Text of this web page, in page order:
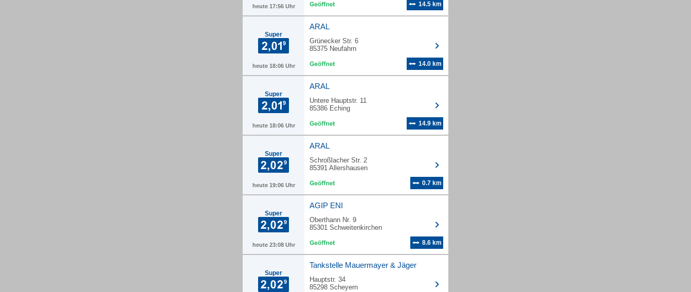
heute 17:56 Uhr 14.5 km
Super
heute 18:06 Uhr
ARAL
Grünecker Str. 6
85375 Neufahrn
14.0 km
Super
heute 18:06 Uhr
ARAL
Untere Hauptstr. 11
85386 Eching
14.9 km
Super
heute 19:06 Uhr
ARAL
Schroßlacher Str. 2
85391 Allershausen
0.7 km
Super
heute 23:08 Uhr
AGIP ENI
Oberthann Nr. 9
85301 Schweitenkirchen
8.6 km
Super
Tankstelle Mauermayer & Jäger
Hauptstr. 34
85298 Scheyern